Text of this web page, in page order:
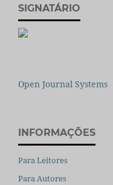
SIGNATÁRIO
Open Journal Systems
INFORMAÇÕES
Para Leitores
Para Autores